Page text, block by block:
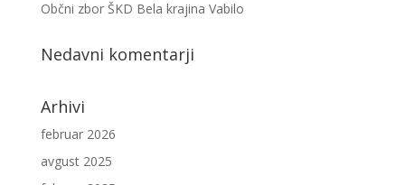
Občni zbor ŠKD Bela krajina Vabilo
Nedavni komentarji
Arhivi
februar 2026
avgust 2025